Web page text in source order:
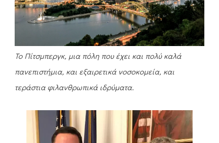
Το Πίτσμπεργκ, μια πόλη που έχει και πολύ καλά
πανεπιστήμια, και εξαιρετικά νοσοκομεία, και
τεράστια φιλανθρωπικά ιδρύματα.